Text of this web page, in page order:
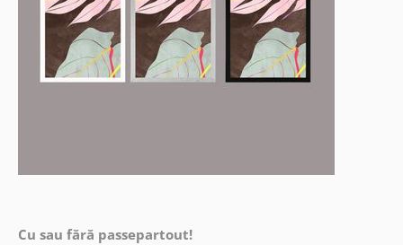
Cu sau fără passepartout!